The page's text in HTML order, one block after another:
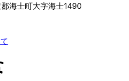
海士町大字海士1490